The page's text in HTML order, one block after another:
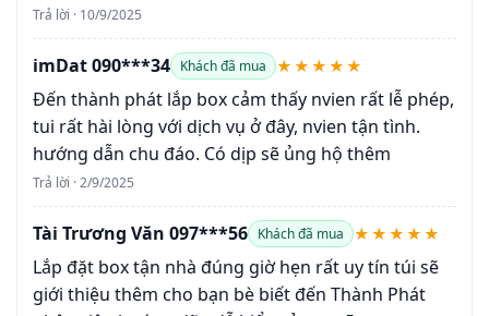
Trả lời · 10/9/2025
imDat 090***34 Khách đã mua ★★★★★
Đến thành phát lắp box cảm thấy nvien rất lễ phép,
tui rất hài lòng với dịch vụ ở đây, nvien tận tình.
hướng dẫn chu đáo. Có dịp sẽ ủng hộ thêm
Trả lời · 2/9/2025
Tài Trương Văn 097***56 Khách đã mua ★★★★★
Lắp đặt box tận nhà đúng giờ hẹn rất uy tín túi sẽ
giới thiệu thêm cho bạn bè biết đến Thành Phát